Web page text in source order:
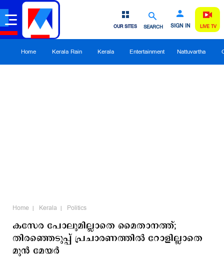
SEARCH SIGN IN
OUR SITES LIVE TV
Home Kerala Rain Kerala Entertainment Nattuvartha
Home Kerala Politics
കസേര പോലുമില്ലാതെ മൈതാനത്ത്;
തിരഞ്ഞെടുപ്പ് പ്രചാരണത്തില്‍ റോളില്ലാതെ
മുന്‍ മേയര്‍